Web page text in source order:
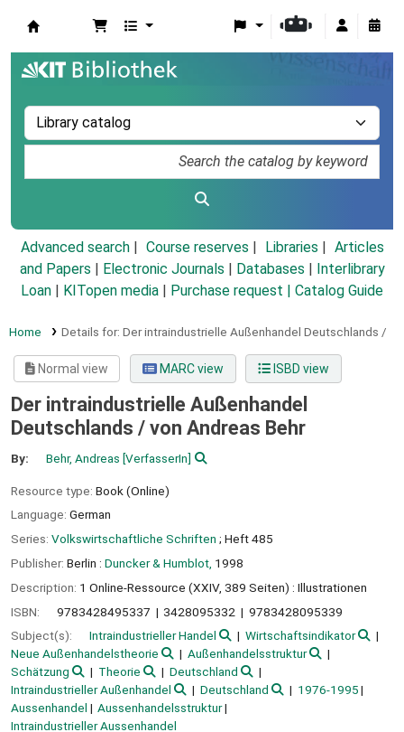
Advanced search Course reserves Libraries
Articles
and Papers
Electronic Journals Databases
Interlibrary
Loan
KITopen media Purchase request | Catalog Guide
Home Details for: Der intraindustrielle Außenhandel Deutschlands /
Normal view MARC view ISBD view
Der intraindustrielle Außenhandel
Deutschlands / von Andreas Behr
By: Behr, Andreas [VerfasserIn]
Resource type: Book (Online)
Language: German
Series: Volkswirtschaftliche Schriften ; Heft 485
Publisher: Berlin : Duncker & Humblot, 1998
Description: 1 Online-Ressource (XXIV, 389 Seiten) : Illustrationen
ISBN:
9783428495337 3428095332
9783428095339
Subject(s):
Intraindustrieller Handel
Wirtschaftsindikator
Neue Außenhandelstheorie
Außenhandelsstruktur
Schätzung
Theorie
Deutschland
Intraindustrieller Außenhandel
Deutschland
1976-1995
Aussenhandel
Aussenhandelsstruktur
Intraindustrieller Aussenhandel